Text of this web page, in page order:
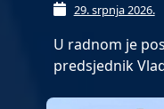
29. srpnja 2026.
U radnom je
predsjednik